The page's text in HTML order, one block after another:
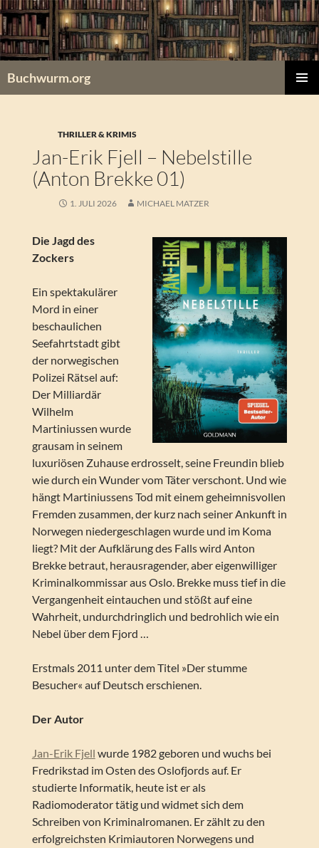
Zum
Inhalt
springen
Buchwurm.org
THRILLER & KRIMIS
Jan-Erik Fjell – Nebelstille
(Anton Brekke 01)
1. JULI 2026 MICHAEL MATZER
Die Jagd des
Zockers
Ein spektakulärer
Mord in einer
beschaulichen
Seefahrtstadt gibt
der norwegischen
Polizei Rätsel auf:
Der Milliardär
Wilhelm
Martiniussen wurde
grausam in seinem
luxuriösen Zuhause erdrosselt, seine Freundin blieb
wie durch ein Wunder vom Täter verschont. Und wie
hängt Martiniussens Tod mit einem geheimnisvollen
Fremden zusammen, der kurz nach seiner Ankunft in
Norwegen niedergeschlagen wurde und im Koma
liegt? Mit der Aufklärung des Falls wird Anton
Brekke betraut, herausragender, aber eigenwilliger
Kriminalkommissar aus Oslo. Brekke muss tief in die
Vergangenheit eintauchen und stößt auf eine
Wahrheit, undurchdringlich und bedrohlich wie ein
Nebel über dem Fjord …
Erstmals 2011 unter dem Titel »Der stumme
Besucher« auf Deutsch erschienen.
Der Autor
Jan-Erik Fjell wurde 1982 geboren und wuchs bei
Fredrikstad im Osten des Oslofjords auf. Er
studierte Informatik, heute ist er als
Radiomoderator tätig und widmet sich dem
Schreiben von Kriminalromanen. Er zählt zu den
erfolgreichsten Krimiautoren Norwegens und